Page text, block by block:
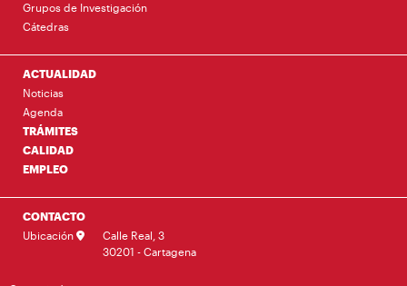
Grupos de Investigación
Cátedras
ACTUALIDAD
Noticias
Agenda
TRÁMITES
CALIDAD
EMPLEO
CONTACTO
Ubicación
Calle Real, 3
30201 - Cartagena